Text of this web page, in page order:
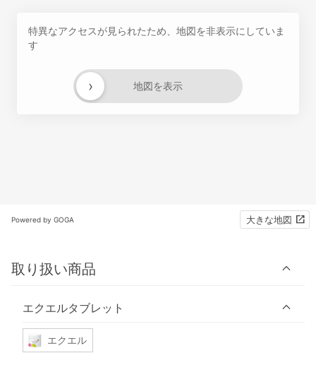
特異なアクセスが見られたため、地図を非表示にしていま
す
地図を表示
›
Powered by GOGA 大きな地図
取り扱い商品
エクエルタブレット
エクエル